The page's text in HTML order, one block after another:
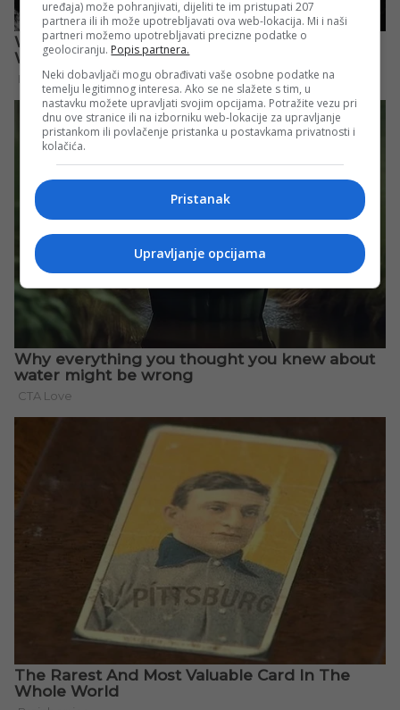
uređaja) može pohranjivati, dijeliti te im pristupati 207
partnera ili ih može upotrebljavati ova web-lokacija. Mi i naši
partneri možemo upotrebljavati precizne podatke o
geolociranju. Popis partnera.
Neki dobavljači mogu obrađivati vaše osobne podatke na
temelju legitimnog interesa. Ako se ne slažete s tim, u
nastavku možete upravljati svojim opcijama. Potražite vezu pri
dnu ove stranice ili na izborniku web-lokacije za upravljanje
pristankom ili povlačenje pristanka u postavkama privatnosti i
kolačića.
Pristanak
Upravljanje opcijama